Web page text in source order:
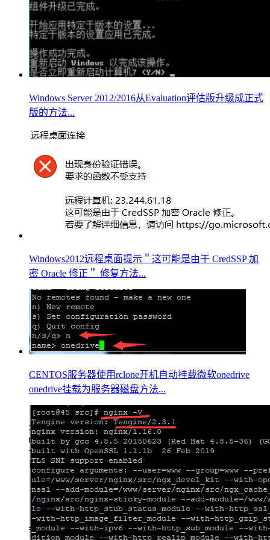
Windows Server 2012/2016从Evaluation评估版升级成正式
版的方法...
Windows2012远程桌面提示＂这可能是由于 CredSSP 加
密 Oracle 修正＂ 修复方法...
CENTOS服务器使用rclone开机自动挂载微软onedrive
onedrive挂载为服务器磁盘方法...